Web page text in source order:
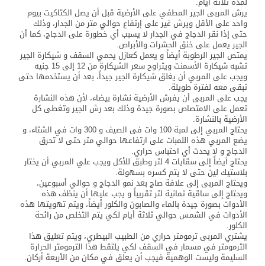
يرش المربى الجير المطفي على الأرضية قبل أن يصل الكتاكيت بيوم
واحد على الأقل ويرش غير على إرتفاع حوالي متر من الجدار، وذلك
حتى إذا نقر الدجاج في الجدار لا يسبب أي خطورة على الدجاج، كما أن
الجير يعمل على خنق الحشرات والأبراص.
يمتص الجير الرطوبة أيضاً و يعمل كعازل يحمي السقف و شيكارة الجير
تشبه شيكارة الأسمنت ويتراوح سعر الشيكارة من 12 إلى 15 جنيه
ويجب على المربي أن يغلق شيكارة الجير جيداً، بعد أن يستخدمها حتى
تبقى معه لفترة طويلة.
يجب على المربى أن يفرش الأرضية نشارة بيضاء، لأن هذه النشارة
تعمل على الامتصاص بصورة جيدة وذلك بعد رش الجير وتغطى كل
الأرضية بالنشارة.
يحتاج المربي إلى لمبة 100 وات فى الصيف و 300 وات في الشتاء، و
يضع المربي هذه اللمبات على ارتفاعها حوالي متر حتى لا تحرق
الدجاج و لا يحدث أي احتباس حراري.
يحتاج أيضاً إلى سقايات 4 لتر وطبق للأكل ويجب علي المربي أن يختار
بلاستيك لين حتى لا يتم كسره بسهولة.
ويحتاج المربى إلى علافة صاج بعد نمو الدجاج و حوالي أسبوعين،
ويحتاج إلى ساقية ثمانية لتر تقريباً و يجب عليها أن ينظف هذه
الأدوات بصورة جيدة بالماء والصابون والكلور أيضاً، ويتم تهويتها هذه
الأدوات في الشمس حوالي ثلاثة أيام لكي يتم التخلص من رائحة
الكلور.
يشتري المربى ترمومتر حراري من الطبيب البيطري، ويتم تعليق هذا
الترمومتر في مسمار في السقف لكي يلتقط هذا الترمومتر الحرارة
السليمة وليست الوهمية فيجب أن يعلق في مكان من الأربعة أركان.